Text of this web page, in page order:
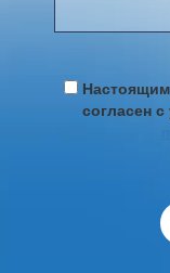
согласен